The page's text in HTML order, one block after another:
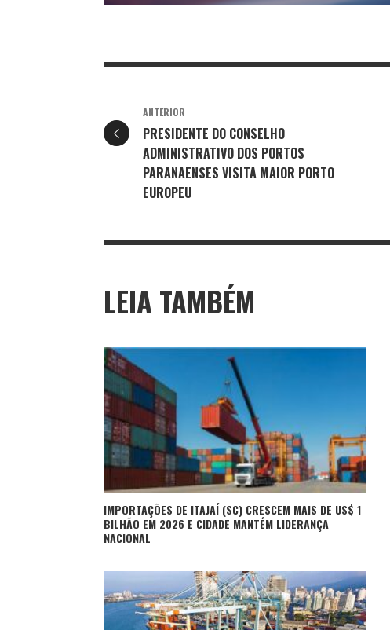
ANTERIOR
PRESIDENTE DO CONSELHO
ADMINISTRATIVO DOS PORTOS
PARANAENSES VISITA MAIOR PORTO
EUROPEU
LEIA TAMBÉM
IMPORTAÇÕES DE ITAJAÍ (SC) CRESCEM MAIS DE US$ 1
BILHÃO EM 2026 E CIDADE MANTÉM LIDERANÇA
NACIONAL